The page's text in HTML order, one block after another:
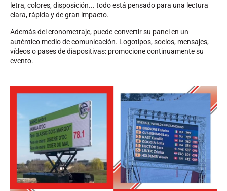
ESQUÍ TODO TERRENO
letra, colores, disposición... todo está pensado para una lectura
clara, rápida y de gran impacto.
Además del cronometraje, puede convertir su panel en un
auténtico medio de comunicación. Logotipos, socios, mensajes,
vídeos o pases de diapositivas: promocione continuamente su
evento.